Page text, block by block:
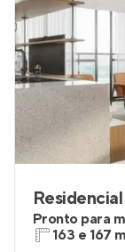
Pronto para
163 e 167